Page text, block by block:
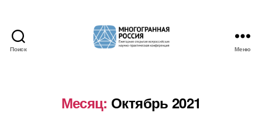
Поиск Меню
Месяц: Октябрь 2021